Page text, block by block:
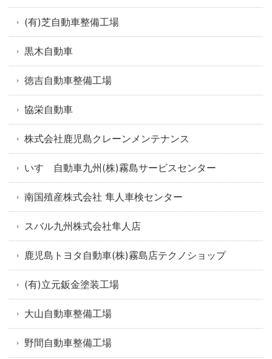
(有)芝自動車整備工場
黒木自動車
徳吉自動車整備工場
協栄自動車
株式会社鹿児島クレーンメンテナンス
いすゞ自動車九州(株)霧島サービスセンター
南国殖産株式会社 隼人車検センター
スバル九州株式会社隼人店
鹿児島トヨタ自動車(株)霧島店テクノショップ
(有)立元鈑金塗装工場
大山自動車整備工場
野間自動車整備工場